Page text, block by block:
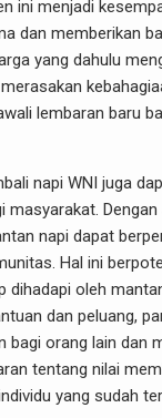
ini menjadi
dan memberikan
yang dahulu
lembaran baru
napi WNI juga
masyarakat.
napi dapat
Hal ini
dihadapi oleh
dan peluang,
bagi orang lain dan
tentang nilai
yang sudah